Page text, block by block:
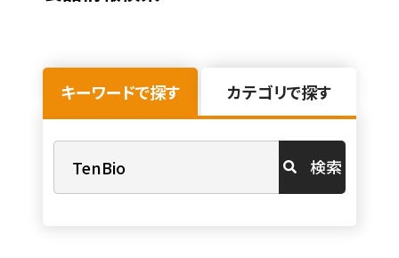
キーワードで探す カテゴリで探す
検索